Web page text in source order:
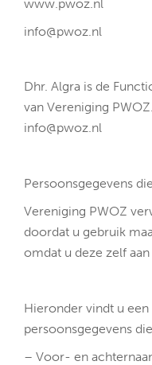
www.pwoz.nl
info@pwoz.nl
Dhr. Algra is de
van Vereniging
info@pwoz.nl
Persoonsgegevens
Vereniging PWOZ
doordat u gebruik
omdat u deze zelf
Hieronder vindt u
persoonsgegevens
– Voor- en